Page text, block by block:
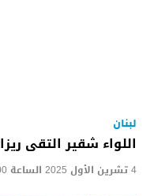
لبنان
اللواء شقير التقى ريزا
4 تشرين الأول 2025 الساعة 00:00